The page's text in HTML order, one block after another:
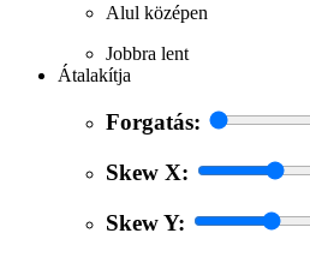
Alul középen
Jobbra lent
Átalakítja
Forgatás:
Skew X:
Skew Y: